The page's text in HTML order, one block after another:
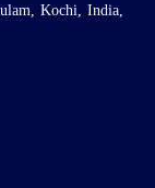
Kochi, India,